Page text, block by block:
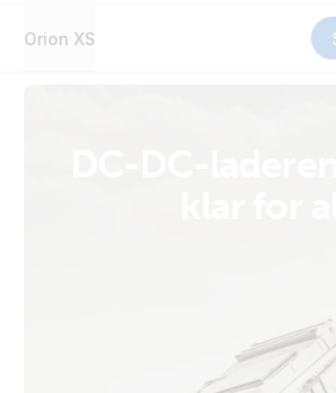
Orion XS